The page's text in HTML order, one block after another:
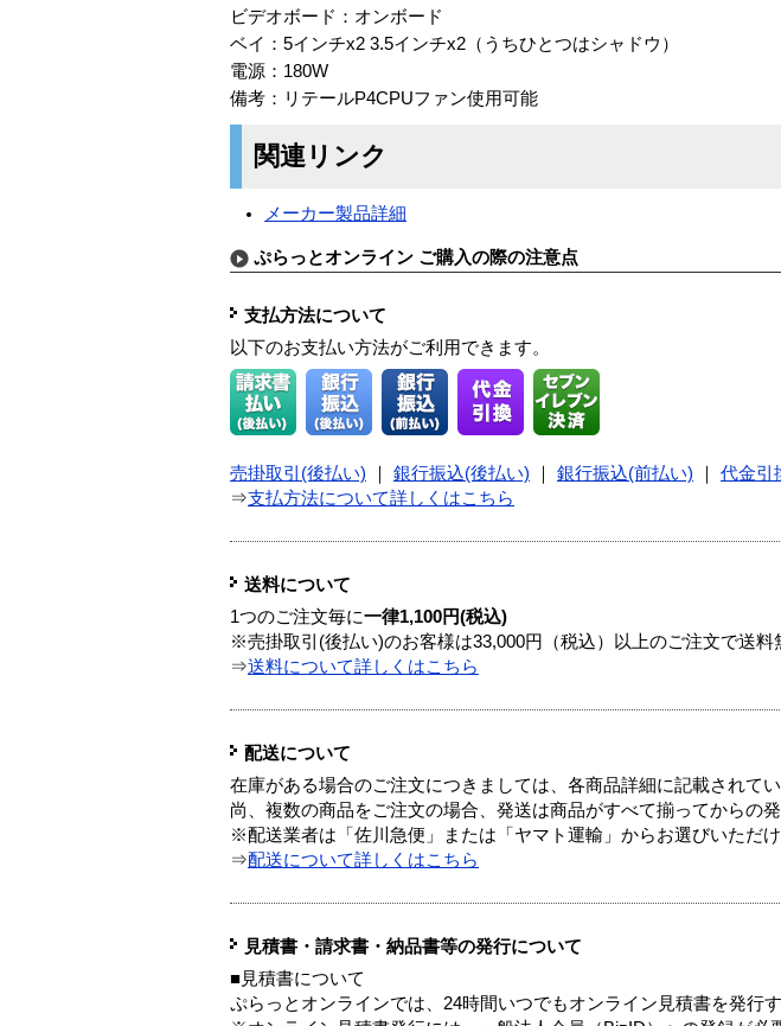
ビデオボード：オンボード
ベイ：5インチx2 3.5インチx2（うちひとつはシャドウ）
電源：180W
備考：リテールP4CPUファン使用可能
関連リンク
メーカー製品詳細
ぷらっとオンライン ご購入の際の注意点
支払方法について
以下のお支払い方法がご利用できます。
売掛取引(後払い) 銀行振込(後払い) 銀行振込(前払い) 代金引
⇒支払方法について詳しくはこちら
送料について
1つのご注文毎に一律1,100円(税込)
※売掛取引(後払い)のお客様は33,000円（税込）以上のご注文で送料
⇒送料について詳しくはこちら
配送について
在庫がある場合のご注文につきましては、各商品詳細に記載されて
尚、複数の商品をご注文の場合、発送は商品がすべて揃ってからの発
※配送業者は「佐川急便」または「ヤマト運輸」からお選びいただ
⇒配送について詳しくはこちら
見積書・請求書・納品書等の発行について
■見積書について
ぷらっとオンラインでは、24時間いつでもオンライン見積書を発行